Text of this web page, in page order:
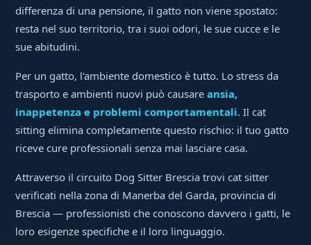
differenza di una pensione, il gatto non viene spostato:
resta nel suo territorio, tra i suoi odori, le sue cucce e le
sue abitudini.
Per un gatto, l'ambiente domestico è tutto. Lo stress da
trasporto e ambienti nuovi può causareansia,
inappetenza e problemi comportamentali. Il cat
sitting elimina completamente questo rischio: il tuo gatto
riceve cure professionali senza mai lasciare casa.
Attraverso il circuito Dog Sitter Brescia trovi cat sitter
verificati nella zona di Manerba del Garda, provincia di
Brescia — professionisti che conoscono davvero i gatti, le
loro esigenze specifiche e il loro linguaggio.